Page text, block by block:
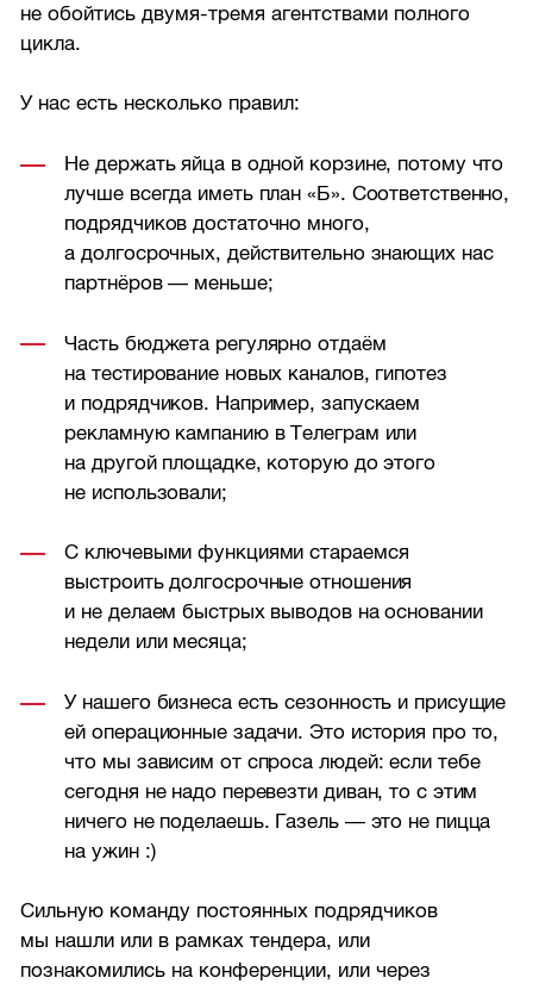
не обойтись двумя-тремя агентствами полного
цикла.
У нас есть несколько правил:
Не держать яйца в одной корзине, потому что
лучше всегда иметь план «Б». Соответственно,
подрядчиков достаточно много,
а долгосрочных, действительно знающих нас
партнёров — меньше;
Часть бюджета регулярно отдаём
на тестирование новых каналов, гипотез
и подрядчиков. Например, запускаем
рекламную кампанию в Телеграм или
на другой площадке, которую до этого
не использовали;
С ключевыми функциями стараемся
выстроить долгосрочные отношения
и не делаем быстрых выводов на основании
недели или месяца;
У нашего бизнеса есть сезонность и присущие
ей операционные задачи. Это история про то,
что мы зависим от спроса людей: если тебе
сегодня не надо перевезти диван, то с этим
ничего не поделаешь. Газель — это не пицца
на ужин :)
Сильную команду постоянных подрядчиков
мы нашли или в рамках тендера, или
познакомились на конференции, или через